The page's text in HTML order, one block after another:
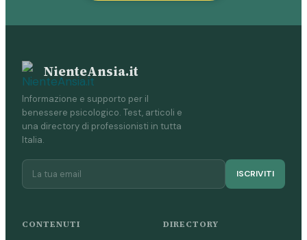
NienteAnsia.it
Informazione e supporto per il
benessere psicologico. Test, articoli e
una directory di professionisti in tutta
Italia.
ISCRIVITI
CONTENUTI DIRECTORY